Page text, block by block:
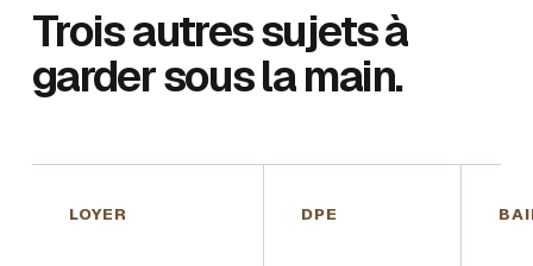
Trois autres sujets à
garder sous la main.
LOYER DPE